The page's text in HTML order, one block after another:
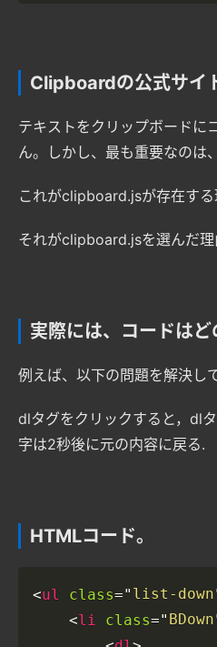
Clipboardの公式サイ
テキストをクリップボードに
ん。しかし、最も重要なのは
これがclipboard.jsが存在する
それがclipboard.jsを選んだ理
実際には、コードは
例えば、以下の問題を解決し
dlタグをクリックすると，dl
字は2秒後に元の内容に戻る.
HTMLコード。
<ul class=" list-down
<li class=" BDown